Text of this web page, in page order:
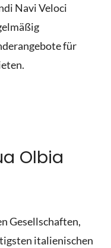
Navi Veloci
für
Olbia
Gesellschaften,
italienischen